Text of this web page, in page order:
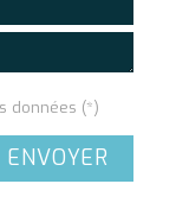
données (*)
ENVOYER